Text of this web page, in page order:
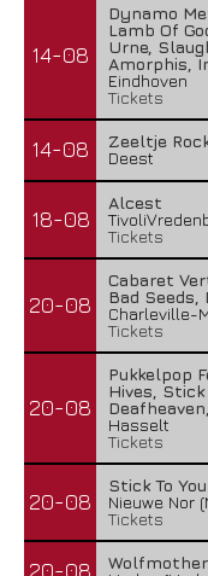
14-08
Dynamo
Lamb Of
Urne,
Amorphis,
Eindhoven
Tickets
14-08
Zeeltje
Deest
18-08
Alcest
Tickets
20-08
Cabaret
Bad
Charleville-
Tickets
20-08
Pukkelpop
Hives,
Hasselt
Tickets
20-08
Stick To
Nieuwe Nor
Tickets
20-08
Wolfmother